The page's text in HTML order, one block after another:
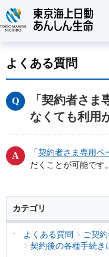
保険商品から選ぶ
心配ごとから選ぶ
インターネットでご加入い
る保険商品
ご相談・ご契約の流れ
資料請求
医療保険
メディカルＫｉｔ ＮＥＯ
あんしん治療サポート保険
メディカルＫｉｔエール
がん保険
長生き支援終身
あんしん定期エール
あんしん夢終身
定期保険
ご契約者様TOPへ
東京海上日動マイページの
各種お手続き
の請求
契約者貸付の利用・返済
保険料支払方法の変更
変額保険・変額年金保険固
法人のお客様TOPへ
な準備とは？
従業員の皆様向け商品
あん
東京海上グループについて
お客様をがんからお守りする
あんしん解体新書
よくある質問
「契約者さ
なくても利用
「 契約者さま専用ペ
だくことが可能です。
カテゴリ
よくある質問
ご契
契約後の各種手続き